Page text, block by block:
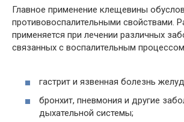
Главное применение клещевины
противовоспалительными свойствами.
применяется при лечении различных
связанных с воспалительным
гастрит и язвенная болезнь
бронхит, пневмония и другие
дыхательной системы;